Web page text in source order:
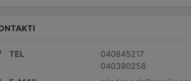
TEL
040845217
040390258